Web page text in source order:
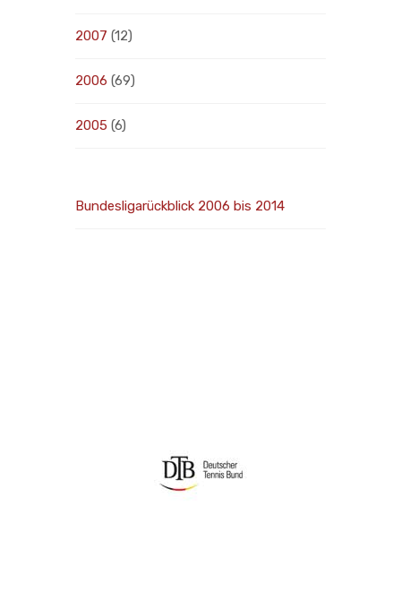
2007 (12)
2006 (69)
2005 (6)
Bundesligarückblick 2006 bis 2014